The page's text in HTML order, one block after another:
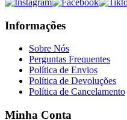
Informações
Sobre Nós
Perguntas Frequentes
Política de Envios
Política de Devoluções
Política de Cancelamento
Minha Conta